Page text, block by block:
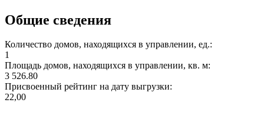
Общие сведения
Количество домов, находящихся в управлении, ед.:
1
Площадь домов, находящихся в управлении, кв. м:
3 526.80
Присвоенный рейтинг на дату выгрузки:
22,00